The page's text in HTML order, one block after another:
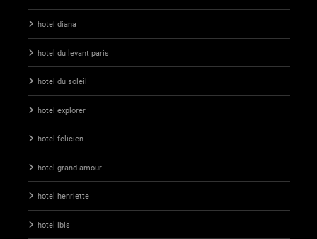
hotel diana
hotel du levant paris
hotel du soleil
hotel explorer
hotel felicien
hotel grand amour
hotel henriette
hotel ibis